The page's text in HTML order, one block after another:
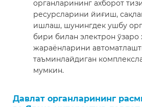
органларининг ахборот
ресурсларини йиғиш,
ишлаш, шунингдек ушбу
бири билан электрон ўзаро
жараёнларини
таъминлайдиган
мумкин.
Давлат органларининг